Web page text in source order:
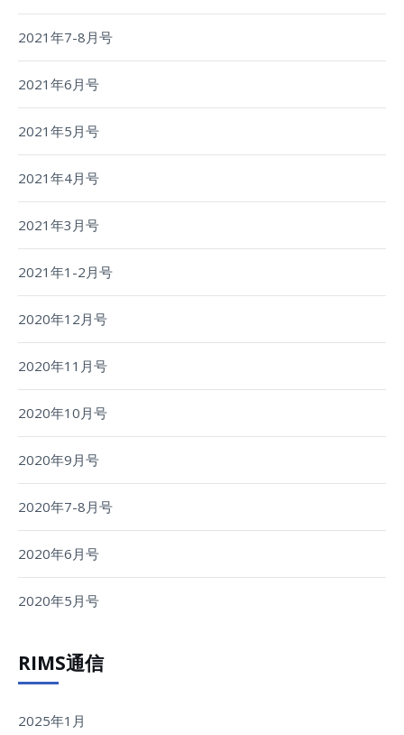
2021年7-8月号
2021年6月号
2021年5月号
2021年4月号
2021年3月号
2021年1-2月号
2020年12月号
2020年11月号
2020年10月号
2020年9月号
2020年7-8月号
2020年6月号
2020年5月号
RIMS通信
2025年1月